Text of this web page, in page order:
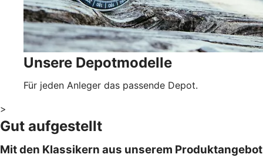
Unsere Depotmodelle
Für jeden Anleger das passende Depot.
>
Gut aufgestellt
Mit den Klassikern aus unserem Produktangebot